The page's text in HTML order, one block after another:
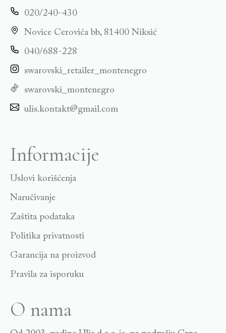
020/240-430
Novice Cerovića bb, 81400 Niksić
040/688-228
swarovski_retailer_montenegro
swarovski_montenegro
ulis.kontakt@gmail.com
Informacije
Uslovi korišćenja
Naručivanje
Zaštita podataka
Politika privatnosti
Garancija na proizvod
Pravila za isporuku
O nama